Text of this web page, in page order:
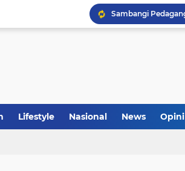
Lifestyle Nasional News Opini